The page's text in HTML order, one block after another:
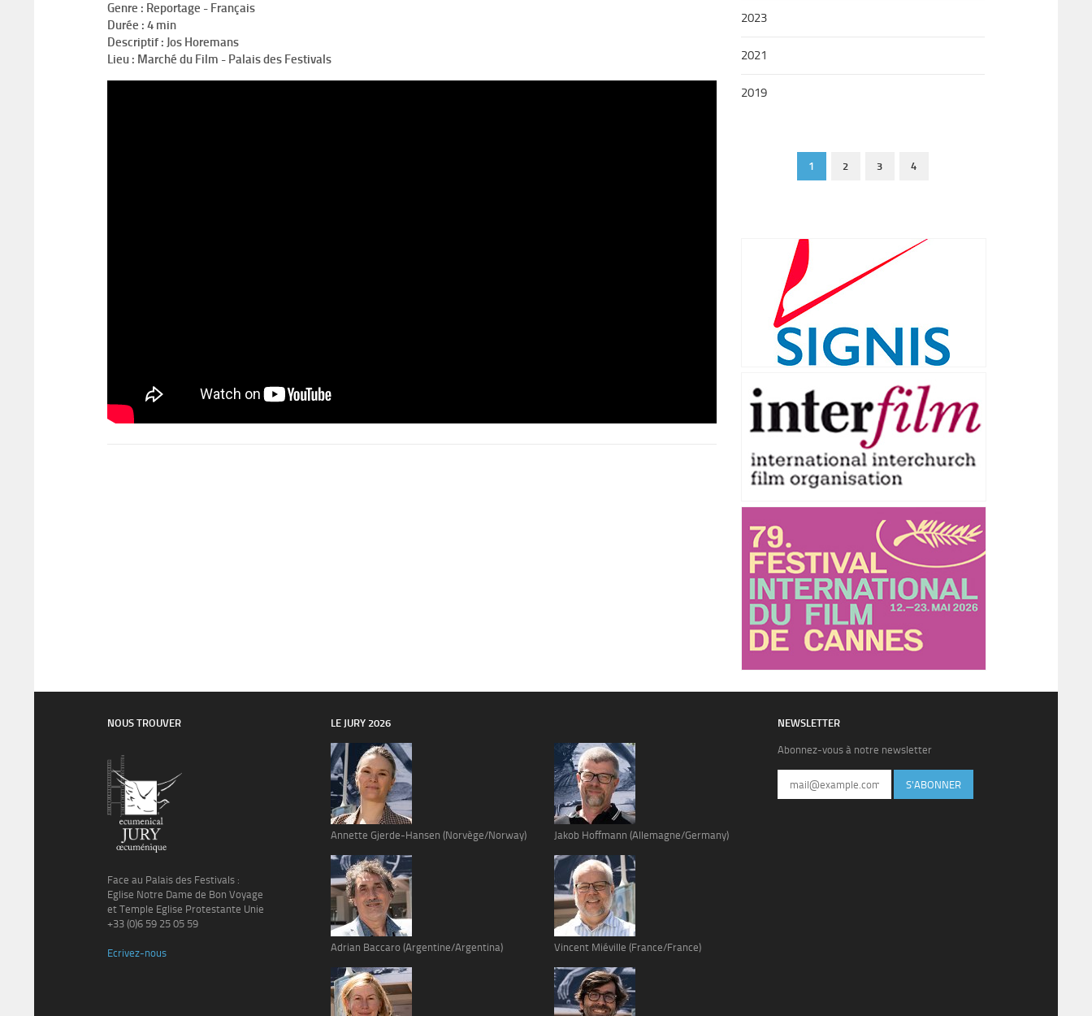
Genre : Reportage - Français
Durée : 4 min
Descriptif : Jos Horemans
Lieu : Marché du Film - Palais des Festivals
2023
2021
2019
1 2 3 4
NOUS TROUVER
Face au Palais des Festivals :
Eglise Notre Dame de Bon Voyage
et Temple Eglise Protestante Unie
+33 (0)6 59 25 05 59
Ecrivez-nous
LE JURY 2026
Annette Gjerde-Hansen (Norvège/Norway)
Adrian Baccaro (Argentine/Argentina)
Jakob Hoffmann (Allemagne/Germany)
Vincent Miéville (France/France)
NEWSLETTER
Abonnez-vous à notre newsletter
S'ABONNER